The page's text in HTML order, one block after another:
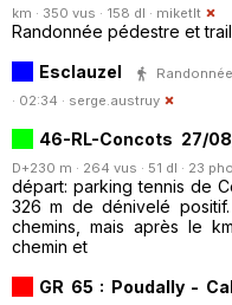
km · 350 vus · 158 dl · miketlt
Randonnée pédestre et
Esclauzel
· 02:34 · serge.austruy
46-RL-Concots 27/
D+230 m · 264 vus · 51 dl · 23
départ: parking tennis de
326 m de dénivelé
chemins, mais après le
chemin et
GR 65 : Poudally -